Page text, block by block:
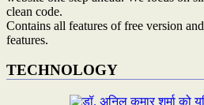
clean code.
Contains all features of free version
features.
TECHNOLOGY